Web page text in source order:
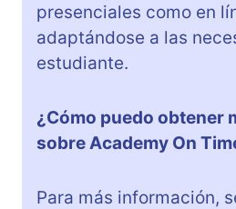
presenciales como en
adaptándose a las
estudiante.
¿Cómo puedo obtener
sobre Academy On
Para más información,